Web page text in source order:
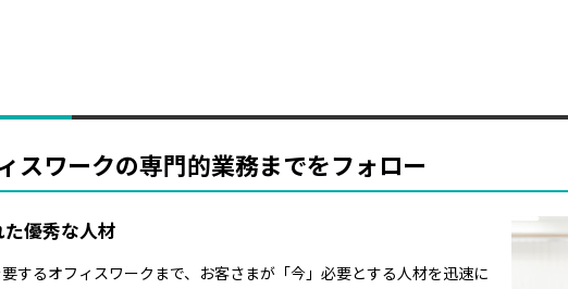
スワークの専門的業務までをフォロー
優秀な人材
するオフィスワークまで、お客さまが「今」必要とする人材を迅速に